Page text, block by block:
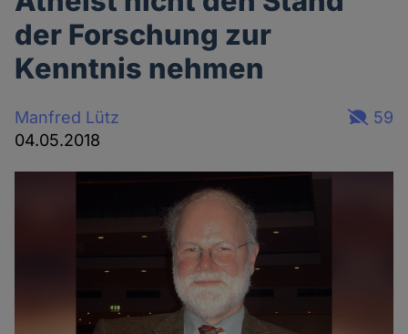
der Forschung zur
Kenntnis nehmen
Manfred Lütz
04.05.2018
59